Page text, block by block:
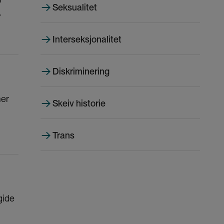
Seksualitet
Interseksjonalitet
Diskriminering
Skeiv historie
Trans